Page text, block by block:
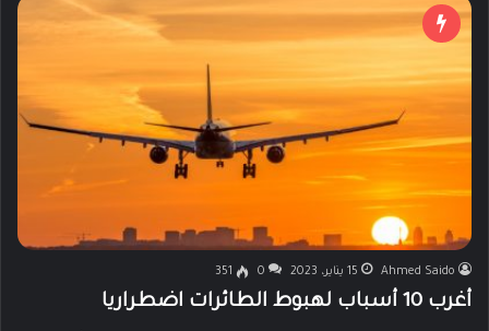
Ahmed Saido 15 يناير، 2023 0
351
أغرب 10 أسباب لهبوط الطائرات اضطراريا